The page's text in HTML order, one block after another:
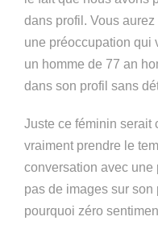
dans profil. Vous
une préoccupation qui
un homme de 77 an
dans son profil sans
Juste ce féminin serait
vraiment prendre le
conversation avec
pas de images sur son
pourquoi zéro